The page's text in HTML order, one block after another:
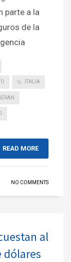
parte a la
de la
ITALIA
READ MORE
NO COMMENTS
al
dólares